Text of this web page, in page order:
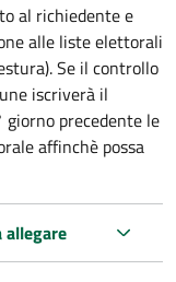
al richiedente e
alle liste elettorali
Se il controllo
iscriverà il
precedente le
affinchè possa
allegare